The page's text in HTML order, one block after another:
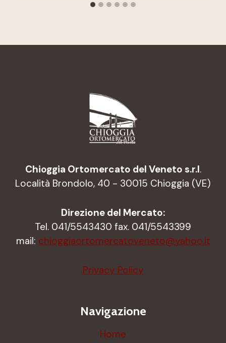
Chioggia Ortomercato del Veneto s.r.l.
Località Brondolo, 40 - 30015 Chioggia (VE)
Direzione del Mercato:
Tel. 041/5543430 fax. 041/5543399
mail: chioggiaortomercatoveneto@yahoo.it
Privacy Policy
Navigazione
Home